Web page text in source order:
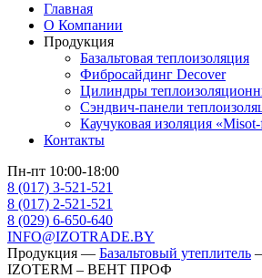
Главная
О Компании
Продукция
Базальтовая теплоизоляция
Фибросайдинг Decover
Цилиндры
Cэндвич-панели
Каучуковая изоляция
Контакты
Пн-пт 10:00-18:00
8 (017) 3-521-521
8 (017) 2-521-521
8 (029) 6-650-640
INFO@IZOTRADE.BY
Продукция — Базальтовый утеплитель
IZOTERM – ВЕНТ ПРОФ